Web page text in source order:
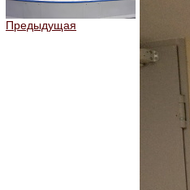
Предыдущая